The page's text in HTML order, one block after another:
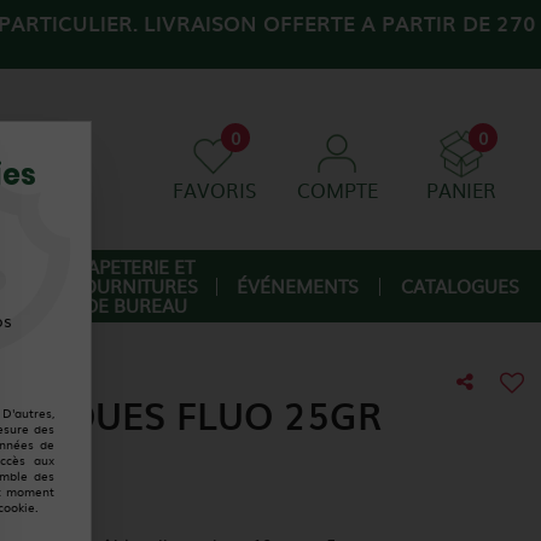
LIVRAISON OFFERTE A PARTIR DE 270
0
FAVORIS COMPTE
0
PANIER
PAPETERIE ET
FOURNITURES
DE BUREAU
ÉVÉNEMENTS CATALOGUES
FLUO 25GR
des
de
aux
des
moment